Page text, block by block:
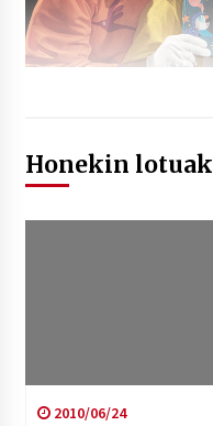
Honekin lotuak
2010/06/24